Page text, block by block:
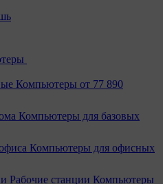
Компьютеры от 77 890
Компьютеры для базовых
Компьютеры для офисных
Рабочие станции Компьютеры